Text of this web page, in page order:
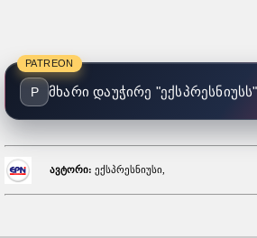
PATREON
P მხარი დაუჭირე "ექსპრესნიუსს"
ავტორი: ექსპრესნიუსი,